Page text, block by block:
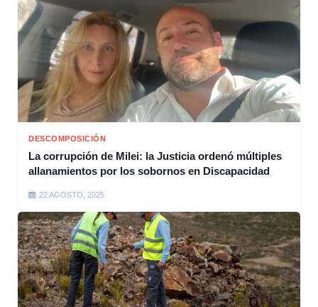
DESCOMPOSICIÓN
La corrupción de Milei: la Justicia ordenó múltiples
allanamientos por los sobornos en Discapacidad
22 AGOSTO, 2025